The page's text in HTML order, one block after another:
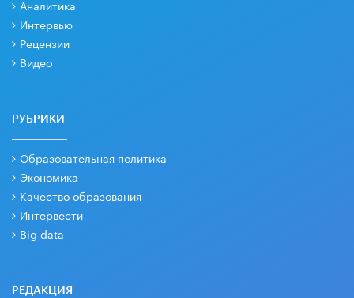
Аналитика
Интервью
Рецензии
Видео
РУБРИКИ
Образовательная политика
Экономика
Качество образования
Интервести
Big data
РЕДАКЦИЯ